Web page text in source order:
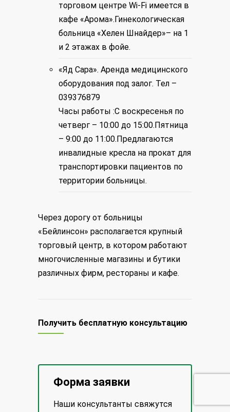
торговом центре Wi-Fi имеется в
кафе «Арома».Гинекологическая
больница «Хелен Шнайдер»– на 1
и 2 этажах в фойе.
«Яд Сара». Аренда медицинского
оборудования под залог. Тел –
039376879
Часы работы :С воскресенья по
четверг – 10:00 до 15:00.Пятница
– 9:00 до 11:00.Предлагаются
инвалидные кресла на прокат для
транспортировки пациентов по
территории больницы.
Через дорогу от больницы
«Бейлинсон» располагается крупный
торговый центр, в котором работают
многочисленные магазины и бутики
различных фирм, рестораны и кафе.
Получить бесплатную консультацию
Форма заявки
Наши консультанты свяжутся